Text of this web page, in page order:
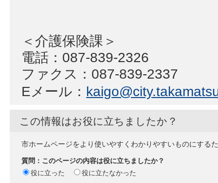
＜介護保険課＞
電話：087-839-2326
ファクス：087-839-2337
Eメール：
この情報はお役に立ちましたか？
市ホームページをより使いやすくわかりやすいものにする
質問：このページの内容は役に立ちましたか？
役に立った
役に立たなかった